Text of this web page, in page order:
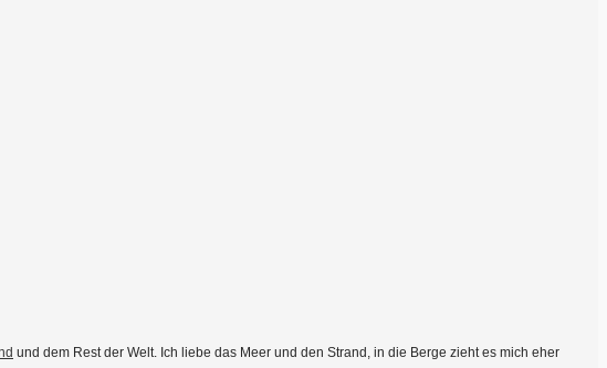
und dem Rest der Welt. Ich liebe das Meer und den Strand, in die Berge zieht es mich eher